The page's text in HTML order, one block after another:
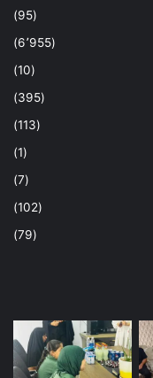
(95)
(6٬955)
(10)
(395)
(113)
(1)
(7)
(102)
(79)